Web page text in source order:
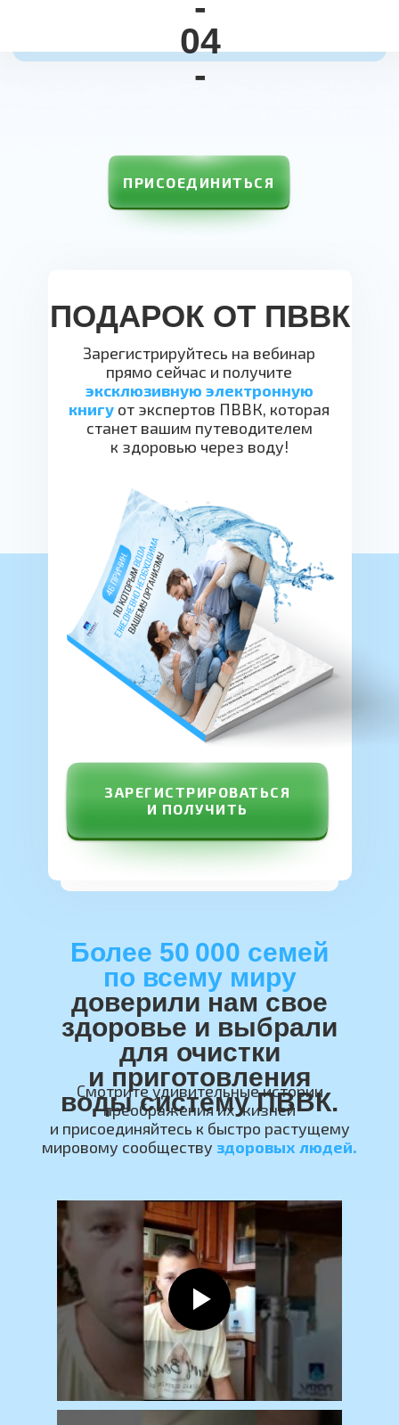
ПРИСОЕДИНИТЬСЯ
ПОДАРОК ОТ ПВВК
Зарегистрируйтесь на вебинар
прямо сейчас и получите
эксклюзивную электронную
книгу от экспертов ПВВК, которая
станет вашим путеводителем
к здоровью через воду!
ЗАРЕГИСТРИРОВАТЬСЯ
И ПОЛУЧИТЬ
Более 50 000 семей
по всему миру
доверили нам свое
здоровье и выбрали
для очистки
и приготовления
воды систему ПВВК.
Смотрите удивительные истории
преображения их жизней
и присоединяйтесь к быстро растущему
мировому сообществу здоровых людей.